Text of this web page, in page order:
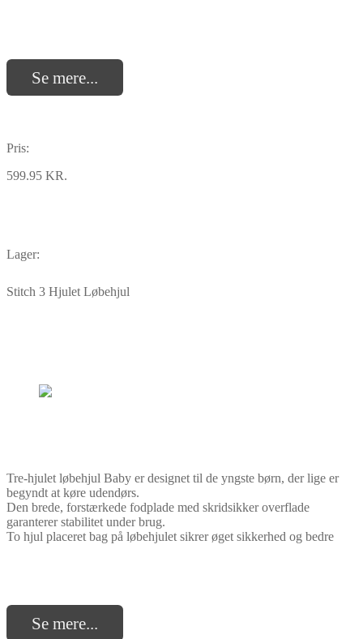
Se mere...
Pris:
599.95 KR.
Lager:
Stitch 3 Hjulet Løbehjul
Tre-hjulet løbehjul Baby er designet til de yngste børn, der lige er
begyndt at køre udendørs.
Den brede, forstærkede fodplade med skridsikker overflade
garanterer stabilitet under brug.
To hjul placeret bag på løbehjulet sikrer øget sikkerhed og bedre
Se mere...